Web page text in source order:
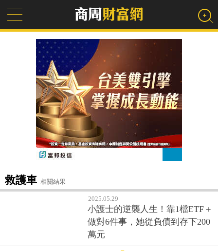
救護車 相關結果
2025.05.29
小護士的逆襲人生！靠1檔ETF＋
做對6件事，她從負債到存下200
萬元